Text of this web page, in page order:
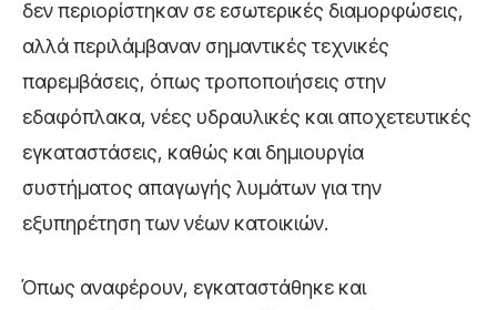
δεν περιορίστηκαν σε εσωτερικές διαμορφώσεις,
αλλά περιλάμβαναν σημαντικές τεχνικές
παρεμβάσεις, όπως τροποποιήσεις στην
εδαφόπλακα, νέες υδραυλικές και αποχετευτικές
εγκαταστάσεις, καθώς και δημιουργία
συστήματος απαγωγής λυμάτων για την
εξυπηρέτηση των νέων κατοικιών.
Όπως αναφέρουν, εγκαταστάθηκε και